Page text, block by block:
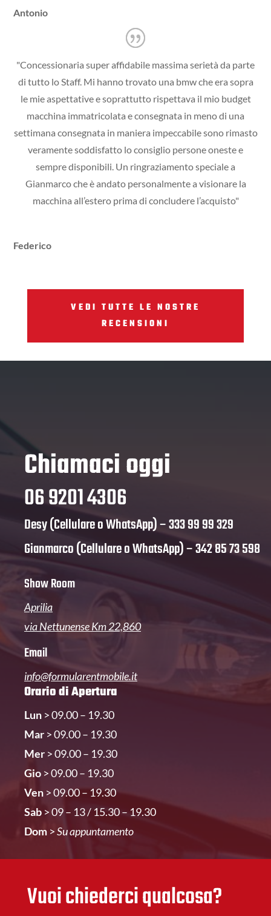
Antonio
"Concessionaria super affidabile massima serietà da parte
di tutto lo Staff. Mi hanno trovato una bmw che era sopra
le mie aspettative e soprattutto rispettava il mio budget
macchina immatricolata e consegnata in meno di una
settimana consegnata in maniera impeccabile sono rimasto
veramente soddisfatto lo consiglio persone oneste e
sempre disponibili. Un ringraziamento speciale a
Gianmarco che è andato personalmente a visionare la
macchina all’estero prima di concludere l’acquisto"
Federico
VEDI TUTTE LE NOSTRE
RECENSIONI
Chiamaci oggi
06 9201 4306
Desy (Cellulare o WhatsApp) –333 99 99 329
Gianmarco (Cellulare o WhatsApp) –342 85 73 598
Show Room
Aprilia
via Nettunense Km 22,860
Email
info@formularentmobile.it
Orario di Apertura
Lun > 09.00 – 19.30
Mar > 09.00 – 19.30
Mer > 09.00 – 19.30
Gio > 09.00 – 19.30
Ven > 09.00 – 19.30
Sab > 09 – 13 / 15.30 – 19.30
Dom >Su appuntamento
Vuoi chiederci qualcosa?